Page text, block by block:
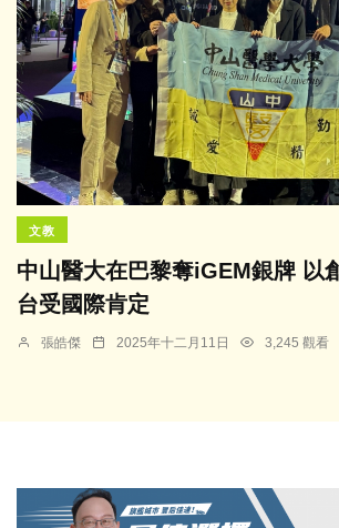
文教
中山醫大在巴黎奪iGEM銀牌 以
台受國際肯定
張皓傑 2025年十二月11日 3,245 觀看